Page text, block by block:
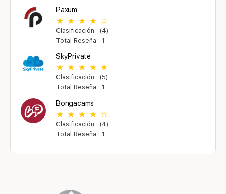
Paxum
Clasificación : (4)
Total Reseña : 1
SkyPrivate
Clasificación : (5)
Total Reseña : 1
Bongacams
Clasificación : (4)
Total Reseña : 1